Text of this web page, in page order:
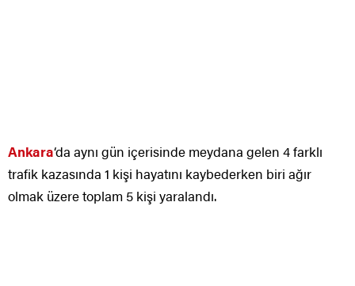
Ankara‘da aynı gün içerisinde meydana gelen 4 farklı
trafik kazasında 1 kişi hayatını kaybederken biri ağır
olmak üzere toplam 5 kişi yaralandı.